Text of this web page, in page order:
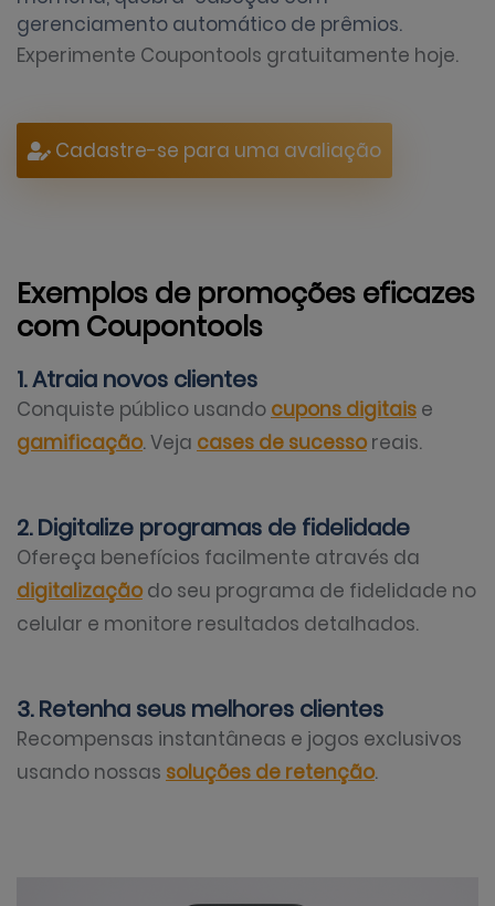
gerenciamento automático de prêmios.
Experimente Coupontools gratuitamente hoje.
Cadastre-se para uma avaliação
Exemplos de promoções eficazes
com Coupontools
1. Atraia novos clientes
Conquiste público usando cupons digitais e
gamificação. Veja cases de sucessoreais.
2. Digitalize programas de fidelidade
Ofereça benefícios facilmente através da
digitalizaçãodo seu programa de fidelidade no
celular e monitore resultados detalhados.
3. Retenha seus melhores clientes
Recompensas instantâneas e jogos exclusivos
usando nossas soluções de retenção.